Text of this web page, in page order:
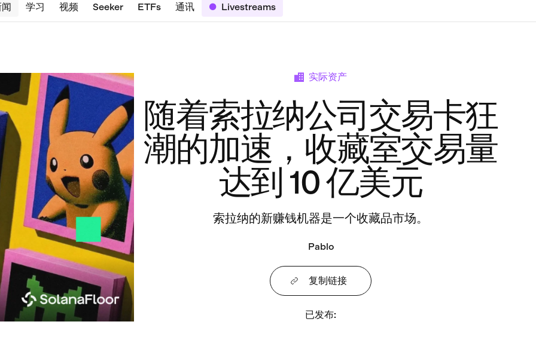
学习 视频 Seeker ETFs 通讯 Livestreams
实际资产
随着索拉纳公司交易卡狂
潮的加速，收藏室交易量
达到 10 亿美元
索拉纳的新赚钱机器是一个收藏品市场。
Pablo
复制链接
已发布: